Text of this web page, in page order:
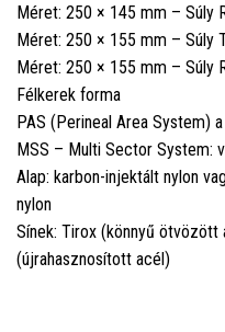
Méret: 250 × 145 mm – Súly
Méret: 250 × 155 mm – Súly
Méret: 250 × 155 mm – Súly
Félkerek forma
PAS (Perineal Area System)
MSS – Multi Sector System:
Alap: karbon-injektált nylon
nylon
Sínek: Tirox (könnyű ötvözött
(újrahasznosított acél)